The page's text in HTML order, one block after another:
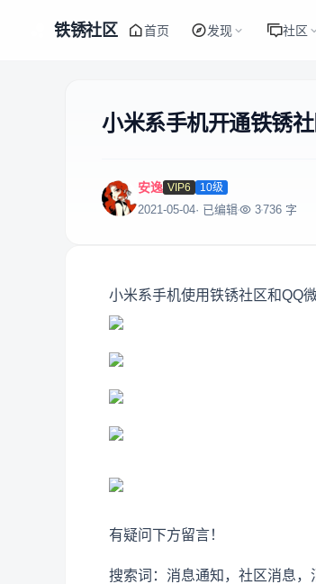
铁锈社区 首页 发现 社区
小米系手机开通铁锈
安逸 VIP6 10级
2021-05-04· 已编辑 3736 字
小米系手机使用铁锈社区和QQ
有疑问下方留言！
搜索词：消息通知，社区消息